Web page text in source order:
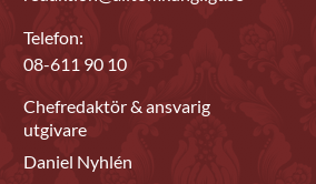
Telefon:
08-611 90 10
Chefredaktör & ansvarig
utgivare
Daniel Nyhlén